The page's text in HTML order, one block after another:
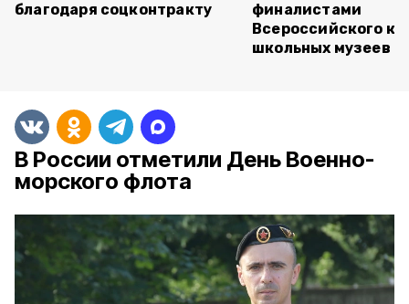
благодаря соцконтракту
финалистами
Всероссийского
школьных музеев
В России отметили День Военно-
морского флота